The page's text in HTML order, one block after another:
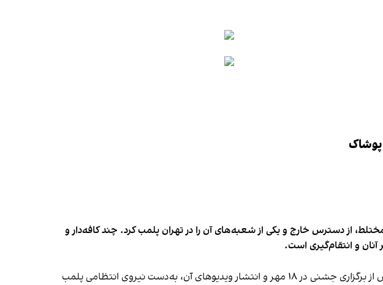
از دسترس خارج و یکی از شعبه‌های آن را در تهران پلمب کرد. چند کافه‌‌دار و
و انتقام‌گیری است.
برخی رسانه‌ها در ایران گزارش دادند فروشگاه جین‌وست در خیابان فرشته تهران، شنبه ۱۹ مهر و پس از برگزاری جشنی در ۱۸ مهر و انتشار ویدیوهای آن، به‌دست نیروی انتظامی پلمب